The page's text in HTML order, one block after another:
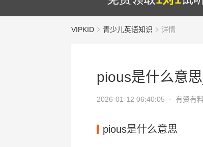
VIPKID 青少儿英语知识 详情
pious是什么意
2026-01-12 06:40:05 · 有资有
pious是什么意思